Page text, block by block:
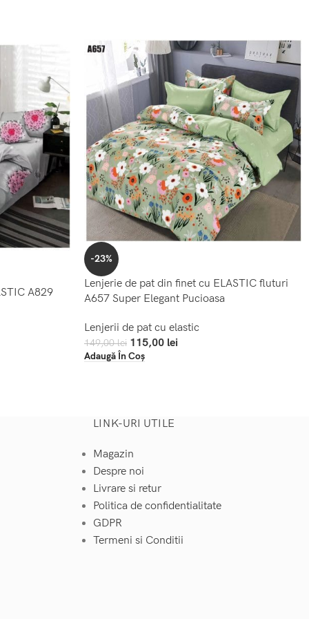
A829
-23%
Lenjerie de pat din finet cu ELASTIC fluturi
A657 Super Elegant Pucioasa
Lenjerii de pat cu elastic
149,00lei 115,00 lei
Adaugă În Coș
LINK-URI UTILE
Magazin
Despre noi
Livrare si retur
Politica de confidentialitate
GDPR
Termeni si Conditii